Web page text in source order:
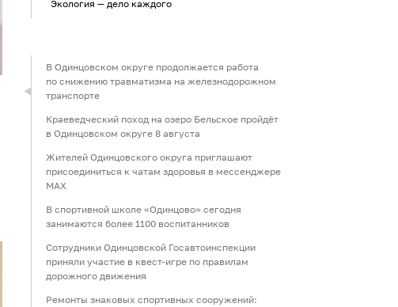
Экология — дело каждого
В Одинцовском округе продолжается работа
по снижению травматизма на железнодорожном
транспорте
Краеведческий поход на озеро Бельское пройдёт
в Одинцовском округе 8 августа
Жителей Одинцовского округа приглашают
присоединиться к чатам здоровья в мессенджере
МАХ
В спортивной школе «Одинцово» сегодня
занимаются более 1100 воспитанников
Сотрудники Одинцовской Госавтоинспекции
приняли участие в квест-игре по правилам
дорожного движения
Ремонты знаковых спортивных сооружений: